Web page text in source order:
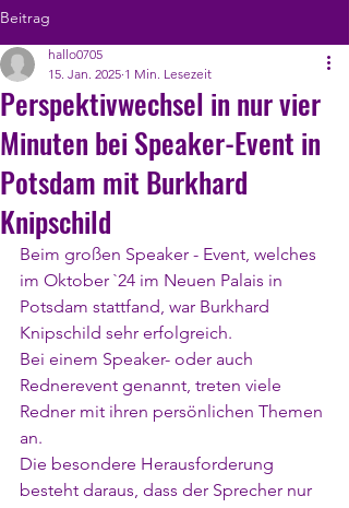
Beitrag
Perspektivwechsel in nur vier
Minuten bei Speaker-Event in
Potsdam mit Burkhard
Knipschild
hallo0705
15. Jan. 2025 1 Min. Lesezeit
Beim großen Speaker - Event, welches
im Oktober `24 im Neuen Palais in
Potsdam stattfand, war Burkhard
Knipschild sehr erfolgreich.
Bei einem Speaker- oder auch
Rednerevent genannt, treten viele
Redner mit ihren persönlichen Themen
an.
Die besondere Herausforderung
besteht daraus, dass der Sprecher nur